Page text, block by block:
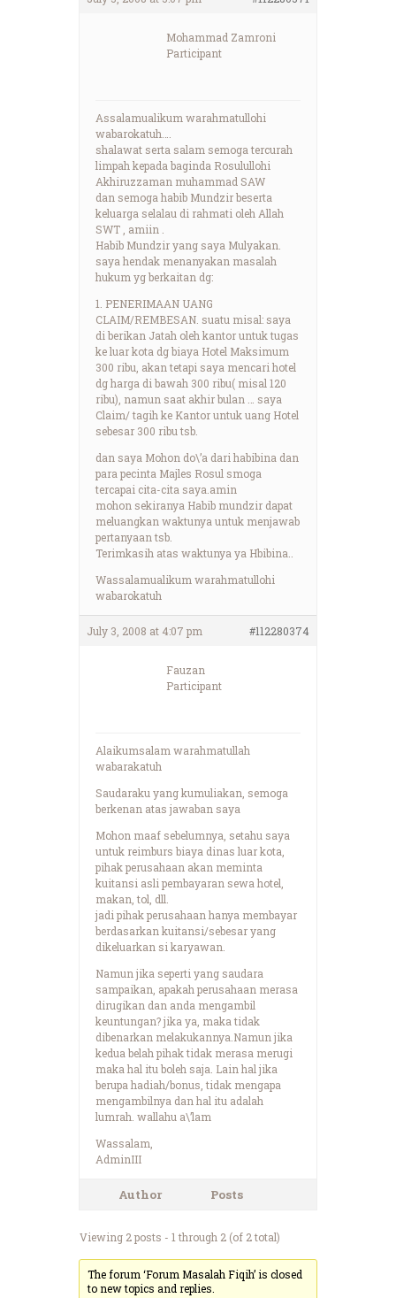
Mohammad Zamroni
Participant
Assalamualikum warahmatullohi
wabarokatuh….
shalawat serta salam semoga tercurah
limpah kepada baginda Rosulullohi
Akhiruzzaman muhammad SAW
dan semoga habib Mundzir beserta
keluarga selalau di rahmati oleh Allah
SWT , amiin .
Habib Mundzir yang saya Mulyakan.
saya hendak menanyakan masalah
hukum yg berkaitan dg:
1. PENERIMAAN UANG
CLAIM/REMBESAN. suatu misal: saya
di berikan Jatah oleh kantor untuk tugas
ke luar kota dg biaya Hotel Maksimum
300 ribu, akan tetapi saya mencari hotel
dg harga di bawah 300 ribu( misal 120
ribu), namun saat akhir bulan … saya
Claim/ tagih ke Kantor untuk uang Hotel
sebesar 300 ribu tsb.
dan saya Mohon do\’a dari habibina dan
para pecinta Majles Rosul smoga
tercapai cita-cita saya.amin
mohon sekiranya Habib mundzir dapat
meluangkan waktunya untuk menjawab
pertanyaan tsb.
Terimkasih atas waktunya ya Hbibina..
Wassalamualikum warahmatullohi
wabarokatuh
July 3, 2008 at 4:07 pm #112280374
Fauzan
Participant
Alaikumsalam warahmatullah
wabarakatuh
Saudaraku yang kumuliakan, semoga
berkenan atas jawaban saya
Mohon maaf sebelumnya, setahu saya
untuk reimburs biaya dinas luar kota,
pihak perusahaan akan meminta
kuitansi asli pembayaran sewa hotel,
makan, tol, dll.
jadi pihak perusahaan hanya membayar
berdasarkan kuitansi/sebesar yang
dikeluarkan si karyawan.
Namun jika seperti yang saudara
sampaikan, apakah perusahaan merasa
dirugikan dan anda mengambil
keuntungan? jika ya, maka tidak
dibenarkan melakukannya.Namun jika
kedua belah pihak tidak merasa merugi
maka hal itu boleh saja. Lain hal jika
berupa hadiah/bonus, tidak mengapa
mengambilnya dan hal itu adalah
lumrah. wallahu a\’lam
Wassalam,
AdminIII
Author Posts
Viewing 2 posts - 1 through 2 (of 2 total)
The forum ‘Forum Masalah Fiqih’ is closed
to new topics and replies.